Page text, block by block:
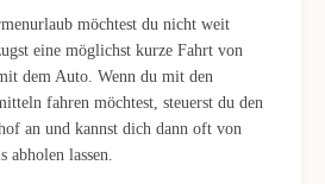
möchtest du nicht weit
eine möglichst kurze Fahrt von
dem Auto. Wenn du mit den
fahren möchtest, steuerst du den
an und kannst dich dann oft von
abholen lassen.